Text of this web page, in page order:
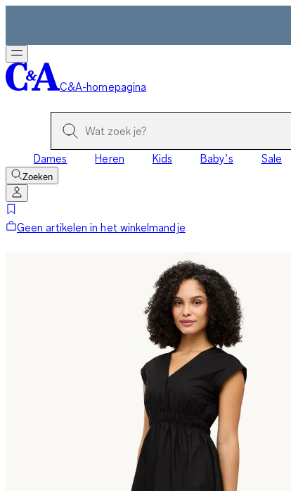
C&A-homepagina
Dames Heren Kids Baby’s Sale
Zoeken
Geen artikelen in het winkelmandje